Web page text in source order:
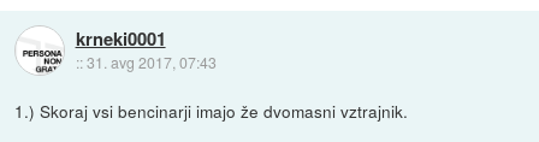
krneki0001
::31. avg 2017, 07:43
1.) Skoraj vsi bencinarji imajo že dvomasni vztrajnik.